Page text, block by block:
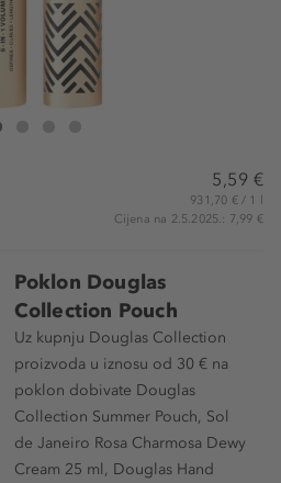
Douglas Collection Exception'Eyes Volumising
5,59 €
931,70 € / 1 l
Cijena na 2.5.2025.: 7,99 €
Poklon Douglas
Collection Pouch
Uz kupnju Douglas Collection
proizvoda u iznosu od 30 € na
poklon dobivate Douglas
Collection Summer Pouch, Sol
de Janeiro Rosa Charmosa Dewy
Cream 25 ml, Douglas Hand